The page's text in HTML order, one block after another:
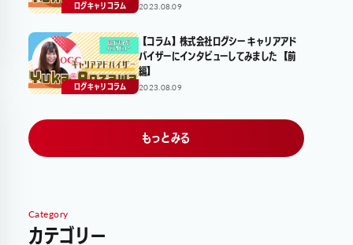
ログキャリコラム 2023.08.09
ログキャリコラム
【コラム】株式会社ログシー キャリアアド
バイザーにインタビューしてみました 【前
編】
2023.08.09
もっとみる
Category
カテゴリー